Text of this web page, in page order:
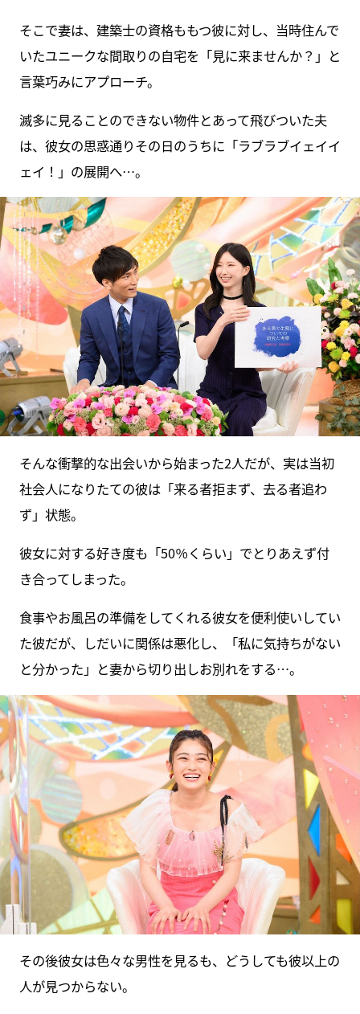
そこで妻は、建築士の資格ももつ彼に対し、当時住んで
いたユニークな間取りの自宅を「見に来ませんか？」と
言葉巧みにアプローチ。
滅多に見ることのできない物件とあって飛びついた夫
は、彼女の思惑通りその日のうちに「ラブラブイェイイ
ェイ！」の展開へ…。
そんな衝撃的な出会いから始まった2人だが、実は当初
社会人になりたての彼は「来る者拒まず、去る者追わ
ず」状態。
彼女に対する好き度も「50％くらい」でとりあえず付
き合ってしまった。
食事やお風呂の準備をしてくれる彼女を便利使いしてい
た彼だが、しだいに関係は悪化し、「私に気持ちがない
と分かった」と妻から切り出しお別れをする…。
その後彼女は色々な男性を見るも、どうしても彼以上の
人が見つからない。